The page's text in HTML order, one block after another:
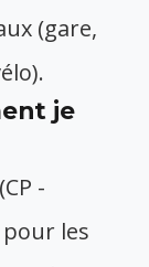
(gare,
je
-
les